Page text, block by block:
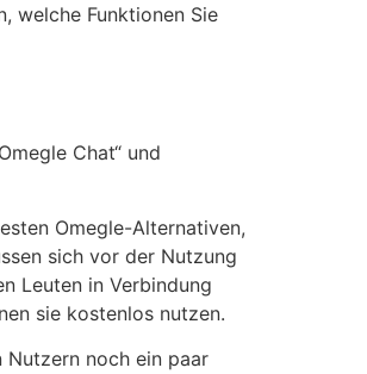
welche Funktionen Sie
Chat“ und
Omegle-Alternativen,
sich vor der Nutzung
Leuten in Verbindung
sie kostenlos nutzen.
noch ein paar